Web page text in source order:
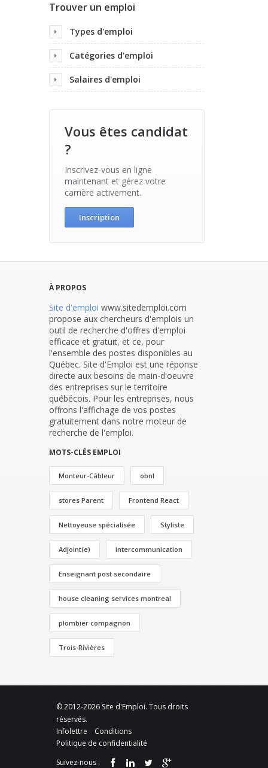
Trouver un emploi
Types d'emploi
Catégories d'emploi
Salaires d'emploi
Vous êtes candidat
?
Inscrivez-vous en ligne
maintenant et gérez votre
carrière activement.
Inscription
À PROPOS
Site d'emploi www.sitedemploi.com
propose aux chercheurs d'emplois un
outil de recherche d'offres d'emploi
efficace et gratuit, et ce, pour
l'ensemble des postes disponibles au
Québec. Site d'Emploi est une réponse
directe aux besoins de main-d'oeuvre
des entreprises sur le territoire
québécois. Pour les entreprises, nous
offrons l'affichage de vos postes
gratuitement dans notre moteur de
recherche de l'emploi.
MOTS-CLÉS EMPLOI
Monteur-Câbleur obnl
stores Parent Frontend React
Nettoyeuse spécialisée Styliste
Adjoint(e) intercommunication
Enseignant post secondaire
house cleaning services montreal
plombier compagnon
Trois-Rivières
© 2012-2026 Site d'Emploi. Tous droits
réservés.
Infolettre
Conditions
Politique de confidentialité
Suivez-nous :